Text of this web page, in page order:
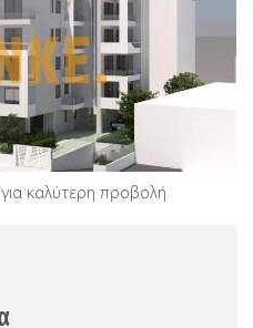
καλύτερη προβολή